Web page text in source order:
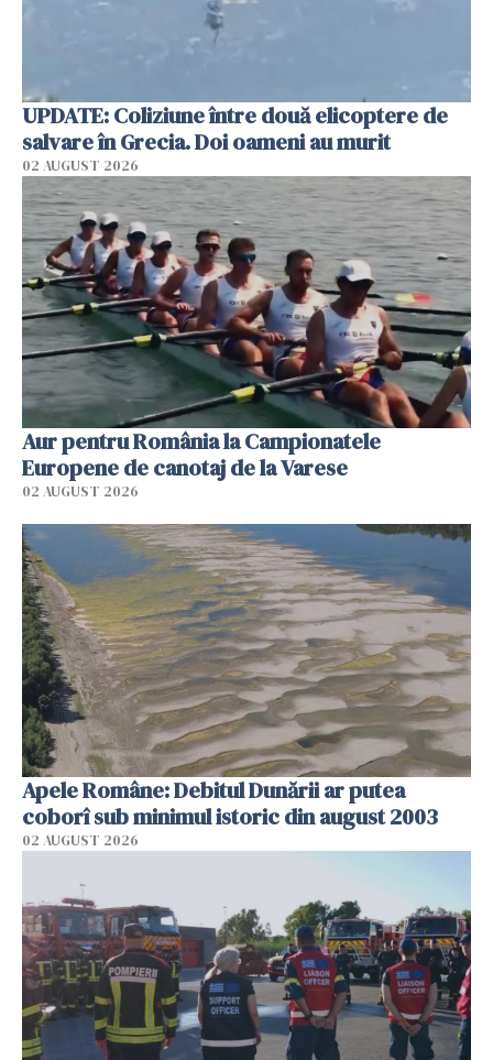
UPDATE: Coliziune între două elicoptere de
salvare în Grecia. Doi oameni au murit
02 AUGUST 2026
Aur pentru România la Campionatele
Europene de canotaj de la Varese
02 AUGUST 2026
Apele Române: Debitul Dunării ar putea
coborî sub minimul istoric din august 2003
02 AUGUST 2026